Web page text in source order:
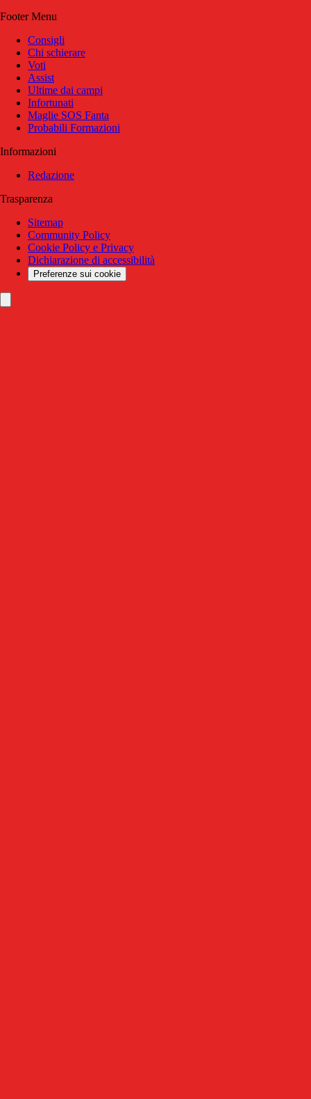
Footer Menu
Consigli
Chi schierare
Voti
Assist
Ultime dai campi
Infortunati
Maglie SOS Fanta
Probabili Formazioni
Informazioni
Redazione
Trasparenza
Sitemap
Community Policy
Cookie Policy e Privacy
Dichiarazione di accessibilità
Preferenze sui cookie